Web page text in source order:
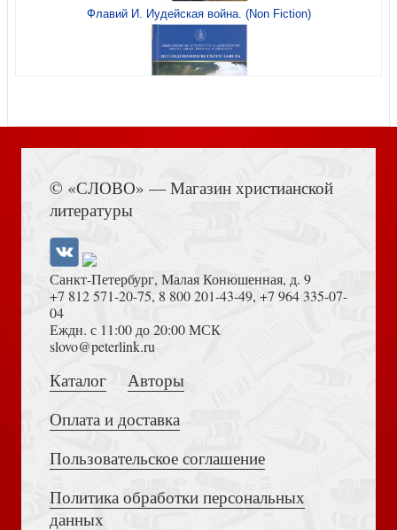
Алмаз любви
Прощай, Вавилон!
Несомненность второго пришествия
Отче ваш
Флавий И. Иудейская война. (Non Fiction)
Толкование на Апокалипсис (Тихоний Африканский)
Достоевский Ф.М. Сила и правда России (2024)
© «СЛОВО» — Магазин христианской
литературы
Санкт-Петербург, Малая Конюшенная, д. 9
+7 812 571-20-75, 8 800 201-43-49, +7 964 335-07-
04
Еждн. с 11:00 до 20:00 МСК
slovo@peterlink.ru
Каталог
Авторы
Оплата и доставка
Пользовательское соглашение
Политика обработки персональных
данных